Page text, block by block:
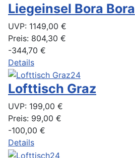
Liegeinsel Bora Bora
UVP: 1149,00 €
Preis: 804,30 €
-344,70 €
Details
Lofttisch Graz
UVP: 199,00 €
Preis: 99,00 €
-100,00 €
Details